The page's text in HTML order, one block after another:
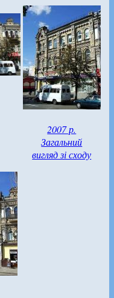
2007 р.
Загальний
вигляд зі сходу